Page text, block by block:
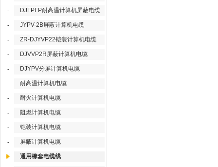
- DJFPFP耐高温计算机屏蔽电缆
- JYPV-2B屏蔽计算机电缆
- ZR-DJYVP22铠装计算机电缆
- DJVVP2R屏蔽计算机电缆
- DJYPV分屏计算机电缆
- 耐高温计算机电缆
- 耐火计算机电缆
- 阻燃计算机电缆
- 铠装计算机电缆
- 屏蔽计算机电缆
通用橡套电缆线